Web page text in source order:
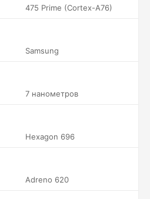
475 Prime (Cortex-A76)
Samsung
7 нанометров
Hexagon 696
Adreno 620